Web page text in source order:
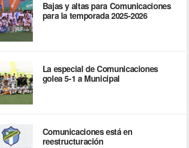
Bajas y altas para Comunicaciones
para la temporada 2025-2026
La especial de Comunicaciones
golea 5-1 a Municipal
Comunicaciones está en
reestructuración